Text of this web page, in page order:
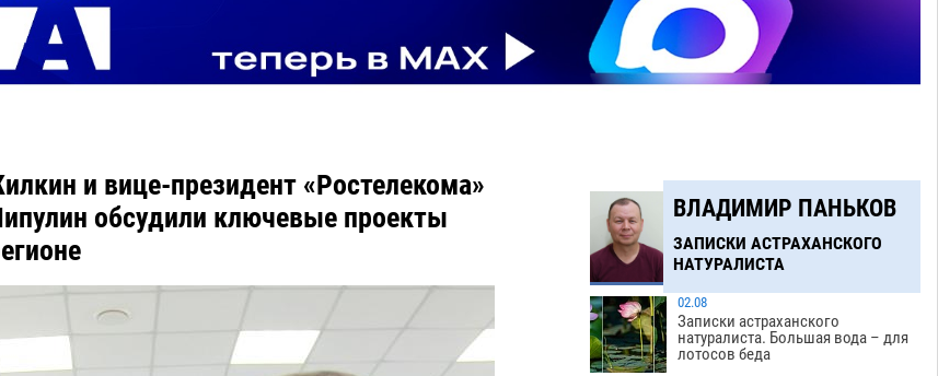
и вице-президент «Ростелекома»
обсудили ключевые проекты
ВЛАДИМИР ПАНЬКОВ
ЗАПИСКИ АСТРАХАНСКОГО
НАТУРАЛИСТА
02.08
Записки астраханского
натуралиста. Большая вода – для
лотосов беда